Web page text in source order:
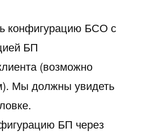
конфигурацию БСО с
БП
(возможно
Мы должны увидеть
БП через